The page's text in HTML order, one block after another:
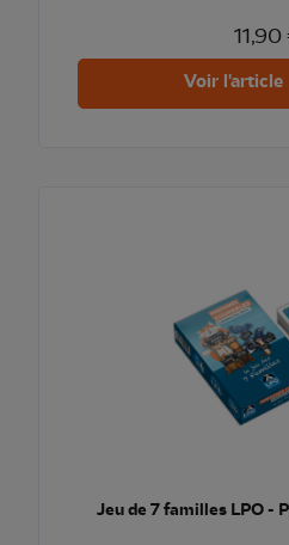
11,90
Voir l'article
Jeu de 7 familles LPO -